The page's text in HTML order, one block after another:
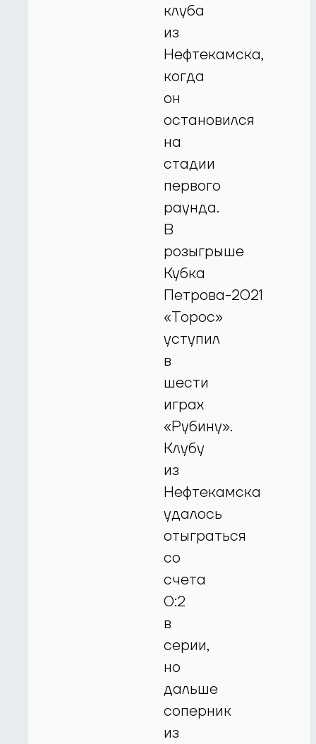
клуба
из
Нефтекамска,
когда
он
остановился
на
стадии
первого
раунда.
В
розыгрыше
Кубка
Петрова-2021
«Торос»
уступил
в
шести
играх
«Рубину».
Клубу
из
Нефтекамска
удалось
отыграться
со
счета
0:2
в
серии,
но
дальше
соперник
из